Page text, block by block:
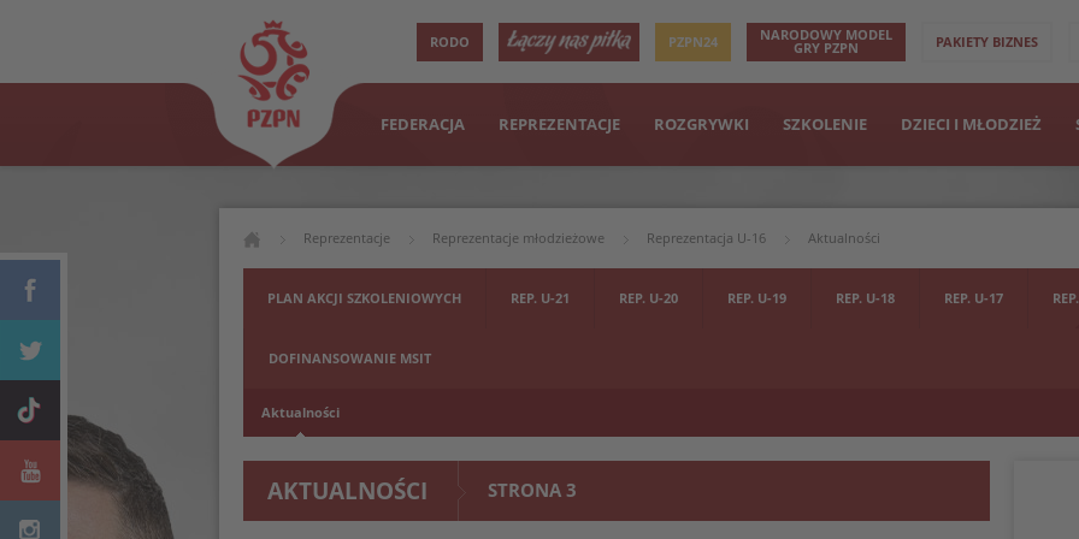
RODO PZPN24 NARODOWY MODEL
GRY PZPN PAKIETY BIZNES
FEDERACJA REPREZENTACJE ROZGRYWKI SZKOLENIE DZIECI I MŁODZIEŻ
Reprezentacje Reprezentacje młodzieżowe Reprezentacja U-16 Aktualności
PLAN AKCJI SZKOLENIOWYCH REP. U-21 REP. U-20 REP. U-19 REP. U-18 REP. U-17
DOFINANSOWANIE MSIT
Aktualności
AKTUALNOŚCI STRONA 3